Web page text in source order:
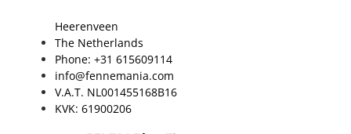
Heerenveen
The Netherlands
Phone: +31 615609114
info@fennemania.com
V.A.T. NL001455168B16
KVK: 61900206